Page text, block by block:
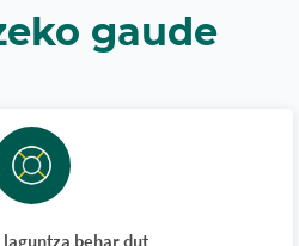
gaude
behar dut